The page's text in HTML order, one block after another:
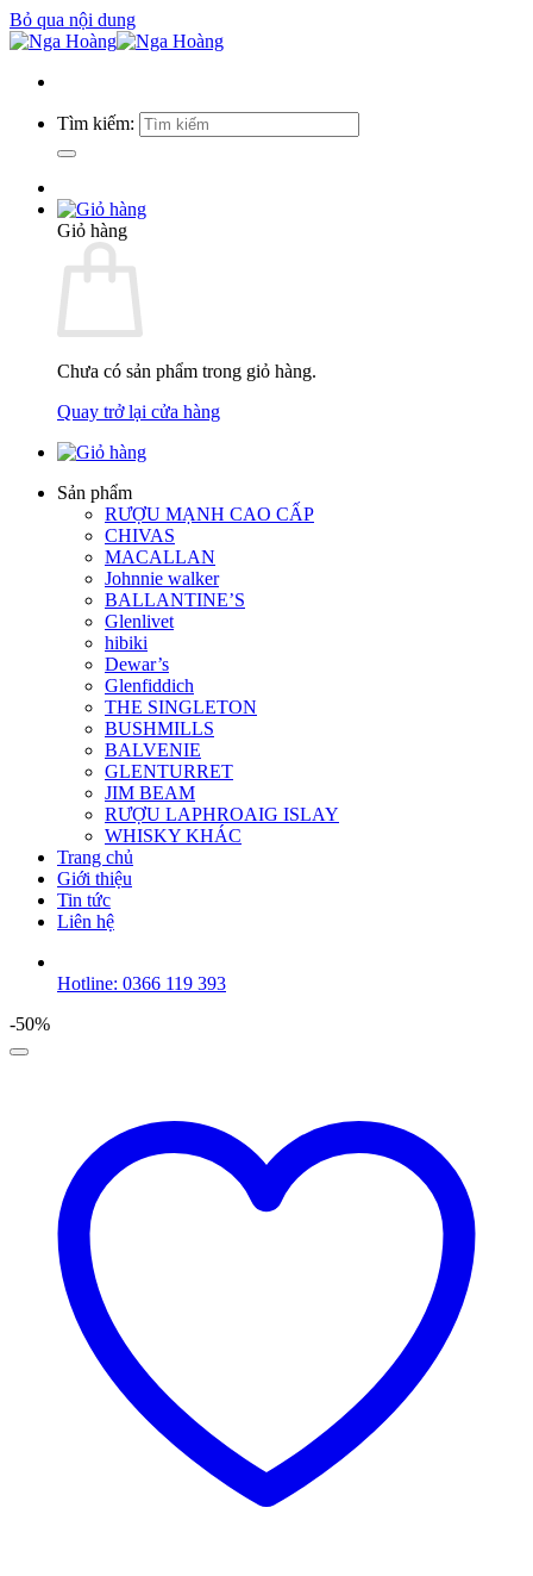
Bỏ qua nội dung
Tìm kiếm:
Giỏ hàng
Chưa có sản phẩm trong giỏ hàng.
Quay trở lại cửa hàng
Sản phẩm
RƯỢU MẠNH CAO CẤP
CHIVAS
MACALLAN
Johnnie walker
BALLANTINE’S
Glenlivet
hibiki
Dewar’s
Glenfiddich
THE SINGLETON
BUSHMILLS
BALVENIE
GLENTURRET
JIM BEAM
RƯỢU LAPHROAIG ISLAY
WHISKY KHÁC
Trang chủ
Giới thiệu
Tin tức
Liên hệ
Hotline: 0366 119 393
-50%